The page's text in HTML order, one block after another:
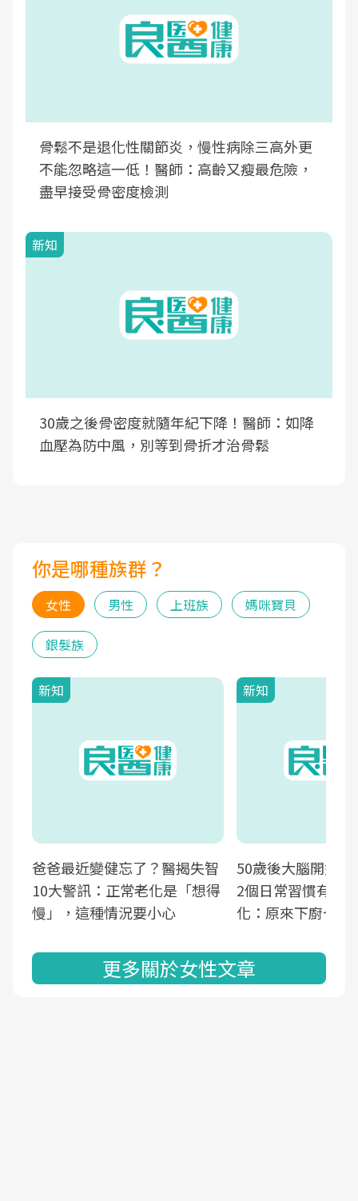
骨鬆不是退化性關節炎，慢性病除三高外更
不能忽略這一低！醫師：高齡又瘦最危險，
盡早接受骨密度檢測
新知
30歲之後骨密度就隨年紀下降！醫師：如降
血壓為防中風，別等到骨折才治骨鬆
你是哪種族群？
女性 男性 上班族 媽咪寶貝
銀髮族
新知
爸爸最近變健忘了？醫揭失智
10大警訊：正常老化是「想得
慢」，這種情況要小心
新知
50歲後大腦開始
2個日常習慣有助
化：原來下廚也可
更多關於女性文章